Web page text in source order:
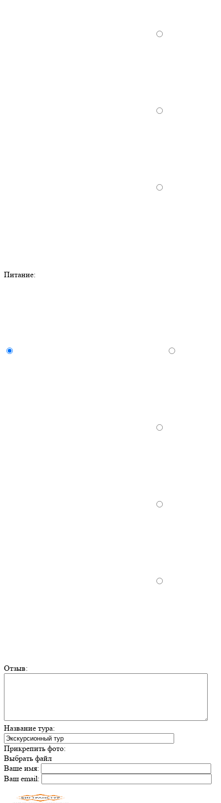
Питание:
Отзыв:
Название тура:
Прикрепить фото:
Выбрать файл
Ваше имя:
Ваш email: